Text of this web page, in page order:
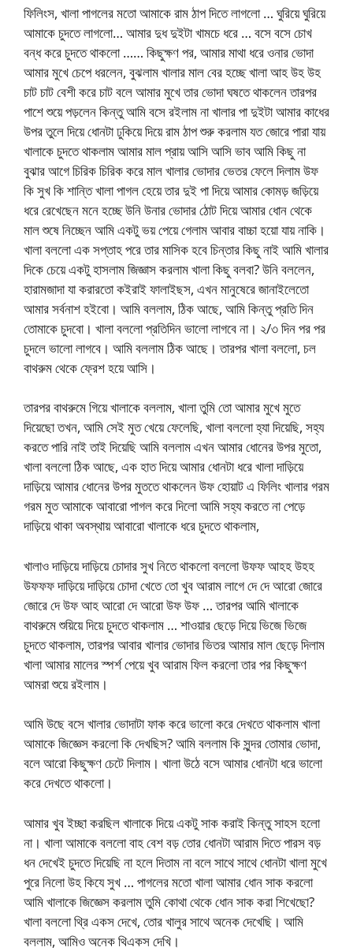
ফিলিংস, খালা পাগলের মতো আমাকে রাম ঠাপ দিতে লাগলো … ঘুরিয়ে ঘুরিয়ে
আমাকে চুদতে লাগলো… আমার দুধ দুইটা খামচে ধরে … বসে বসে চোখ
বন্ধ করে চুদতে থাকলো …… কিছুক্ষণ পর, আমার মাথা ধরে ওনার ভোদা
আমার মুখে চেপে ধরলেন, বুঝলাম খালার মাল বের হচ্ছে খালা আহ উহ উহ
চাট চাট বেশী করে চাট বলে আমার মুখে তার ভোদা ঘষতে থাকলেন তারপর
পাশে শুয়ে পড়লেন কিন্তু আমি বসে রইলাম না খালার পা দুইটা আমার কাধের
উপর তুলে দিয়ে ধোনটা ঢুকিয়ে দিয়ে রাম ঠাপ শুরু করলাম যত জোরে পারা যায়
খালাকে চুদতে থাকলাম আমার মাল প্রায় আসি আসি ভাব আমি কিছু না
বুঝার আগে চিরিক চিরিক করে মাল খালার ভোদার ভেতর ফেলে দিলাম উফ
কি সুখ কি শান্তি খালা পাগল হেয়ে তার দুই পা দিয়ে আমার কোমড় জড়িয়ে
ধরে রেখেছেন মনে হচ্ছে উনি উনার ভোদার ঠোট দিয়ে আমার ধোন থেকে
মাল শুষে নিচ্ছেন আমি একটু ভয় পেয়ে গেলাম আবার বাচ্চা হয়ো যায় নাকি।
খালা বললো এক সপ্তাহ পরে তার মাসিক হবে চিন্তার কিছু নাই আমি খালার
দিকে চেয়ে একটু হাসলাম জিজ্ঞাস করলাম খালা কিছু বলবা? উনি বললেন,
হারামজাদা যা করারতো কইরাই ফালাইছস, এখন মানুষেরে জানাইলেতো
আমার সর্বনাশ হইবো। আমি বললাম, ঠিক আছে, আমি কিন্তু প্রতি দিন
তোমাকে চুদবো। খালা বললো প্রতিদিন ভালো লাগবে না। ২/৩ দিন পর পর
চুদলে ভালো লাগবে। আমি বললাম ঠিক আছে। তারপর খালা বললো, চল
বাথরুম থেকে ফ্রেশ হয়ে আসি।
তারপর বাথরুমে গিয়ে খালাকে বললাম, খালা তুমি তো আমার মুখে মুতে
দিয়েছো তখন, আমি সেই মুত খেয়ে ফেলেছি, খালা বললো হ্যা দিয়েছি, সহ্য
করতে পারি নাই তাই দিয়েছি আমি বললাম এখন আমার ধোনের উপর মুতো,
খালা বললো ঠিক আছে, এক হাত দিয়ে আমার ধোনটা ধরে খালা দাড়িয়ে
দাড়িয়ে আমার ধোনের উপর মুততে থাকলেন উফ হোয়াট এ ফিলিং খালার গরম
গরম মুত আমাকে আবারো পাগল করে দিলো আমি সহ্য করতে না পেড়ে
দাড়িয়ে থাকা অবস্থায় আবারো খালাকে ধরে চুদতে থাকলাম,
খালাও দাড়িয়ে দাড়িয়ে চোদার সুখ নিতে থাকলো বললো উফফ আহহ উহহ
উফফফ দাড়িয়ে দাড়িয়ে চোদা খেতে তো খুব আরাম লাগে দে দে আরো জোরে
জোরে দে উফ আহ আরো দে আরো উফ উফ … তারপর আমি খালাকে
বাথরুমে শুয়িয়ে দিয়ে চুদতে থাকলাম … শাওয়ার ছেড়ে দিয়ে ভিজে ভিজে
চুদতে থাকলাম, তারপর আবার খালার ভোদার ভিতর আমার মাল ছেড়ে দিলাম
খালা আমার মালের স্পর্শ পেয়ে খুব আরাম ফিল করলো তার পর কিছুক্ষণ
আমরা শুয়ে রইলাম।
আমি উছে বসে খালার ভোদাটা ফাক করে ভালো করে দেখতে থাকলাম খালা
আমাকে জিজ্ঞেস করলো কি দেখছিস? আমি বললাম কি সুন্দর তোমার ভোদা,
বলে আরো কিছুক্ষণ চেটে দিলাম। খালা উঠে বসে আমার ধোনটা ধরে ভালো
করে দেখতে থাকলো।
আমার খুব ইচ্ছা করছিল খালাকে দিয়ে একটু সাক করাই কিন্তু সাহস হলো
না। খালা আমাকে বললো বাহ বেশ বড় তোর ধোনটা আরাম দিতে পারস বড়
ধন দেখেই চুদতে দিয়েছি না হলে দিতাম না বলে সাথে সাথে ধোনটা খালা মুখে
পুরে নিলো উহ কিযে সুখ … পাগলের মতো খালা আমার ধোন সাক করলো
আমি খালাকে জিজ্ঞেস করলাম তুমি কোথা থেকে ধোন সাক করা শিখেছো?
খালা বললো থ্রি একস দেখে, তোর খালুর সাথে অনেক দেখেছি। আমি
বললাম, আমিও অনেক থিএকস দেখি।